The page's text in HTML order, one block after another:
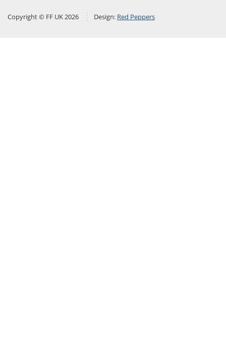
Copyright © FF UK 2026 Design: Red Peppers